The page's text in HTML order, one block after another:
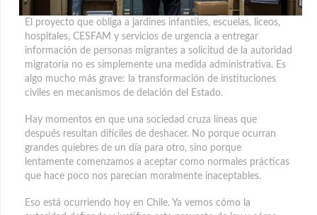
El proyecto que obliga a jardines infantiles, escuelas, liceos,
hospitales, CESFAM y servicios de urgencia a entregar
información de personas migrantes a solicitud de la autoridad
migratoria no es simplemente una medida administrativa. Es
algo mucho más grave: la transformación de instituciones
civiles en mecanismos de delación del Estado.
Hay momentos en que una sociedad cruza líneas que
después resultan difíciles de deshacer. No porque ocurran
grandes quiebres de un día para otro, sino porque
lentamente comenzamos a aceptar como normales prácticas
que hace poco nos parecían moralmente inaceptables.
Eso está ocurriendo hoy en Chile. Ya vemos cómo la